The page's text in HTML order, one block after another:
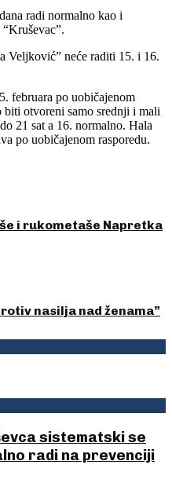
radi normalno kao i
Veljković” neće raditi 15. i 16.
februara po uobičajenom
biti otvoreni samo srednji i mali
21 sat a 16. normalno. Hala
po uobičajenom rasporedu.
i rukometaše Napretka
nasilja nad ženama”
sistematski se
radi na prevenciji